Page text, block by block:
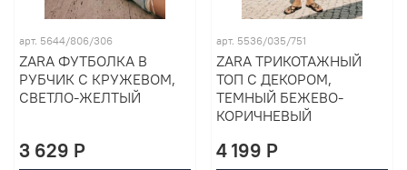
арт. 5644/806/306
ZARA ФУТБОЛКА В
РУБЧИК С КРУЖЕВОМ,
СВЕТЛО-ЖЕЛТЫЙ
3 629 P
арт. 5536/035/751
ZARA ТРИКОТАЖНЫЙ
ТОП С ДЕКОРОМ,
ТЕМНЫЙ БЕЖЕВО-
КОРИЧНЕВЫЙ
4 199 P